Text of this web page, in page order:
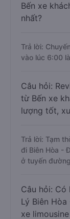
Bến xe
nhất?
Trả lời:
vào lúc 6:00
Câu hỏi:
từ Bến xe
lượng tốt,
Trả lời: Tạm
đi Biên Hòa -
ở tuyến
Câu hỏi: Có
Lý Biên
xe